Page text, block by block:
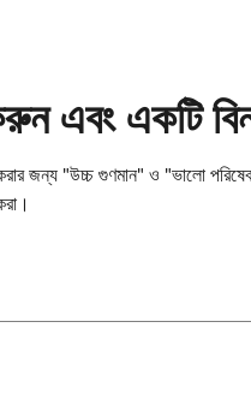
এবং একটি
জন্য "উচ্চ গুণমান" ও "ভালো